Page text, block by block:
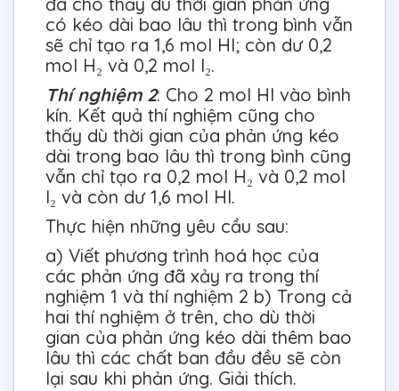
có kéo dài bao lâu thì trong bình vẫn
sẽ chỉ tạo ra 1,6 mol HI; còn dư 0,2
mol H₂ và 0,2 mol I₂.
Thí nghiệm 2: Cho 2 mol HI vào bình
kín. Kết quả thí nghiệm cũng cho
thấy dù thời gian của phản ứng kéo
dài trong bao lâu thì trong bình cũng
vẫn chỉ tạo ra 0,2 mol H₂ và 0,2 mol
I₂ và còn dư 1,6 mol HI.
Thực hiện những yêu cầu sau:
a) Viết phương trình hoá học của
các phản ứng đã xảy ra trong thí
nghiệm 1 và thí nghiệm 2 b) Trong cả
hai thí nghiệm ở trên, cho dù thời
gian của phản ứng kéo dài thêm bao
lâu thì các chất ban đầu đều sẽ còn
lại sau khi phản ứng. Giải thích.